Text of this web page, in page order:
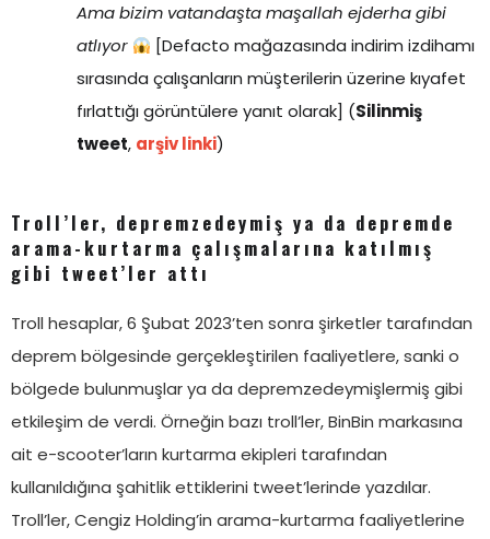
Ama bizim vatandaşta maşallah ejderha gibi
atlıyor
[Defacto mağazasında indirim izdihamı
sırasında çalışanların müşterilerin üzerine kıyafet
fırlattığı görüntülere yanıt olarak] (Silinmiş
tweet, arşiv linki)
Troll’ler, depremzedeymiş ya da depremde
arama-kurtarma çalışmalarına katılmış
gibi tweet’ler attı
Troll hesaplar, 6 Şubat 2023’ten sonra şirketler tarafından
deprem bölgesinde gerçekleştirilen faaliyetlere, sanki o
bölgede bulunmuşlar ya da depremzedeymişlermiş gibi
etkileşim de verdi. Örneğin bazı troll’ler, BinBin markasına
ait e-scooter’ların kurtarma ekipleri tarafından
kullanıldığına şahitlik ettiklerini tweet’lerinde yazdılar.
Troll’ler, Cengiz Holding’in arama-kurtarma faaliyetlerine